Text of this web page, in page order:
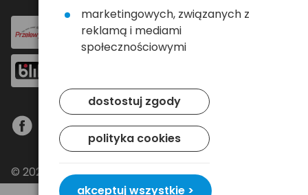
© 2024 Baltrade sp. z o.o. - Wszelkie prawa
zastrzeżone.
marketingowych, związanych z
reklamą i mediami
społecznościowymi
dostostuj zgody
polityka cookies
akceptuj wszystkie >